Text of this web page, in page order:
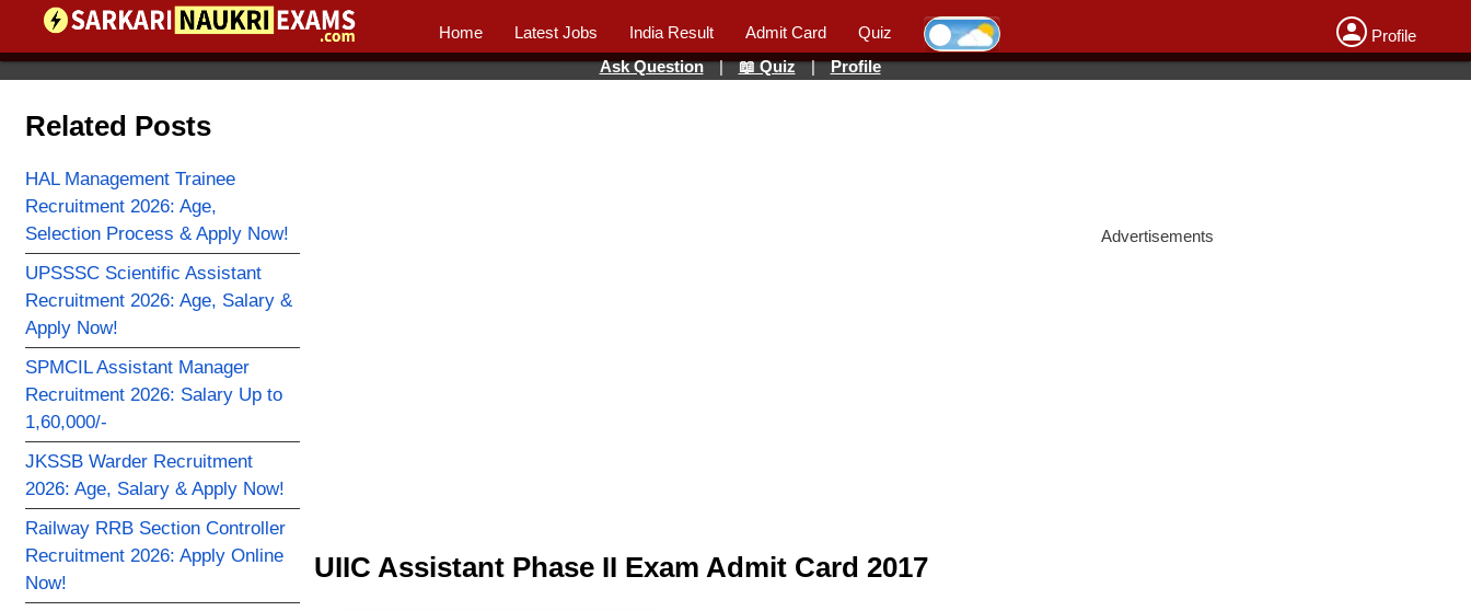
Home Latest Jobs India Result Admit Card Quiz
Profile
Ask Question | 📖 Quiz | Profile
Related Posts
HAL Management Trainee
Recruitment 2026: Age,
Selection Process & Apply Now!
UPSSSC Scientific Assistant
Recruitment 2026: Age, Salary &
Apply Now!
SPMCIL Assistant Manager
Recruitment 2026: Salary Up to
1,60,000/-
JKSSB Warder Recruitment
2026: Age, Salary & Apply Now!
Railway RRB Section Controller
Recruitment 2026: Apply Online
Now!
UIIC Assistant Phase II Exam Admit Card 2017
Advertisements